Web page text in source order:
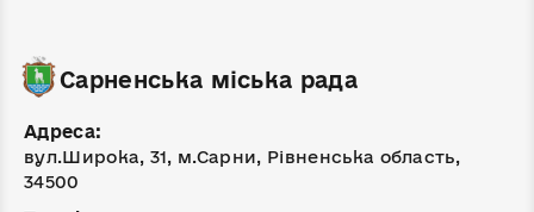
Сарненська міська рада
Адреса:
вул.Широка, 31, м.Сарни, Рівненська область,
34500